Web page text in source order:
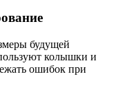
будущей
колышки и
ошибок при